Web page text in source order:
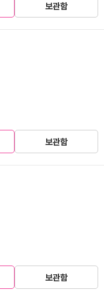
보관함
보관함
보관함